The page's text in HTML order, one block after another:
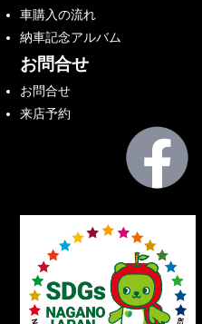
車購入の流れ
納車記念アルバム
お問合せ
お問合せ
来店予約